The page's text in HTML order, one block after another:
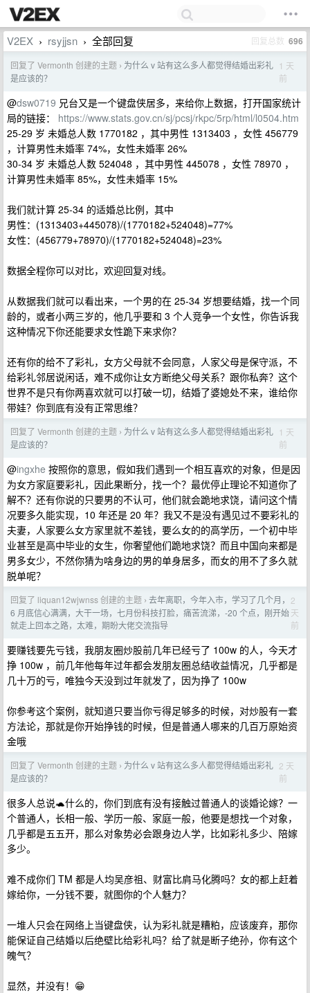
V2EX › rsyjjsn › 全部回复 回复总数 696
回复了 Vermonth 创建的主题 › 为什么 v 站有这么多人都觉得结婚出彩礼
是应该的？
1 天
前
@dsw0719 兄台又是一个键盘侠居多，来给你上数据，打开国家统计
局的链接： https://www.stats.gov.cn/sj/pcsj/rkpc/5rp/html/l0504.htm
25-29 岁 未婚总人数 1770182 ，其中男性 1313403 ，女性 456779
，计算男性未婚率 74%，女性未婚率 26%
30-34 岁 未婚总人数 524048 ，其中男性 445078 ，女性 78970 ，
计算男性未婚率 85%，女性未婚率 15%
我们就计算 25-34 的适婚总比例，其中
男性：(1313403+445078)/(1770182+524048)=77%
女性：(456779+78970)/(1770182+524048)=23%
数据全程你可以对比，欢迎回复对线。
从数据我们就可以看出来，一个男的在 25-34 岁想要结婚，找一个同
龄的，或者小两三岁的，他几乎要和 3 个人竞争一个女性，你告诉我
这种情况下你还能要求女性跪下来求你？
还有你的给不了彩礼，女方父母就不会同意，人家父母是保守派，不
给彩礼邻居说闲话，难不成你让女方断绝父母关系？跟你私奔？这个
世界不是只有你两喜欢就可以打破一切，结婚了婆媳处不来，谁给你
带娃？你到底有没有正常思维？
回复了 Vermonth 创建的主题 › 为什么 v 站有这么多人都觉得结婚出彩礼
是应该的？
1 天
前
@ingxhe 按照你的意思，假如我们遇到一个相互喜欢的对象，但是因
为女方家庭要彩礼，因此果断分，找一个？最优停止理论不知道你了
解不？还有你说的只要男的不认可，他们就会跪地求饶，请问这个情
况要多久能实现，10 年还是 20 年？我又不是没有遇见过不要彩礼的
夫妻，人家要么女方家里就不差钱，要么女的的高学历，一个初中毕
业甚至是高中毕业的女生，你奢望他们跪地求饶？而且中国向来都是
男多女少，不然你猜为啥身边的男的单身居多，而女的用不了多久就
脱单呢？
回复了 liquan12wjwnss 创建的主题 › 去年离职，今年入市，学习了几个月，
6 月底信心满满，大干一场，七月份科技打脸，痛苦流涕，-20 个点，刚开始
就走上回本之路，太难，期盼大佬交流指导
2
天
前
要赚钱要先亏钱，我朋友圈炒股前几年已经亏了 100w 的人，今天才
挣 100w ，前几年他每年过年都会发朋友圈总结收益情况，几乎都是
几十万的亏，唯独今天没到过年就发了，因为挣了 100w
你参考这个案例，就知道只要当你亏得足够多的时候，对炒股有一套
方法论，那就是你开始挣钱的时候，但是普通人哪来的几百万原始资
金哦
回复了 Vermonth 创建的主题 › 为什么 v 站有这么多人都觉得结婚出彩礼
是应该的？
2 天
前
很多人总说🐢什么的，你们到底有没有接触过普通人的谈婚论嫁？一
个普通人，长相一般、学历一般、家庭一般，他要是想找一个对象，
几乎都是五五开，那么对象势必会跟身边人学，比如彩礼多少、陪嫁
多少。
难不成你们 TM 都是人均吴彦祖、财富比肩马化腾吗？女的都上赶着
嫁给你，一分钱不要，就图你的个人魅力？
一堆人只会在网络上当键盘侠，认为彩礼就是糟粕，应该废弃，那你
能保证自己结婚以后绝壁比给彩礼吗？给了就是断子绝孙，你有这个
魄气？
显然，并没有！😁